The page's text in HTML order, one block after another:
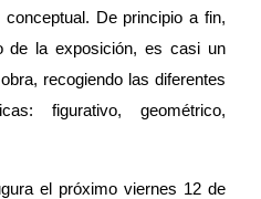
De principio a fin,
de la exposición, es casi un
recogiendo las diferentes
figurativo, geométrico,
el próximo viernes 12 de